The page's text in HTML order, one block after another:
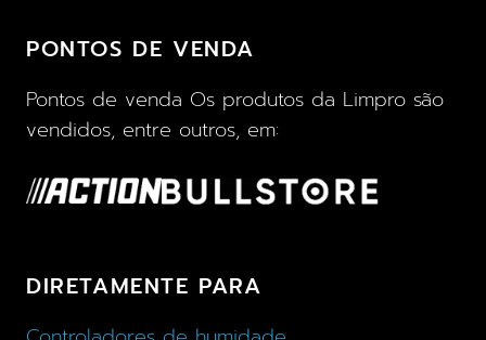
PONTOS DE VENDA
Pontos de venda Os produtos da Limpro são
vendidos, entre outros, em:
DIRETAMENTE PARA